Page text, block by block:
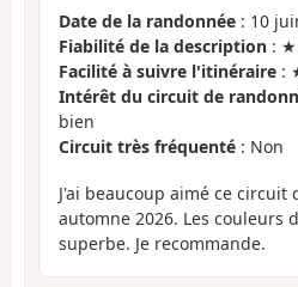
Date de la randonnée : 10
Fiabilité de la description :
Facilité à suivre l'itinéraire :
Intérêt du circuit de
bien
Circuit très fréquenté : Non
J'ai beaucoup aimé ce circuit
automne 2026. Les couleurs
superbe. Je recommande.